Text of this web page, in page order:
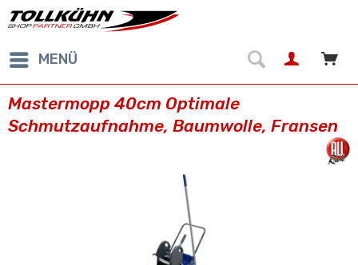
MENÜ
Mastermopp 40cm Optimale
Schmutzaufnahme, Baumwolle, Fransen